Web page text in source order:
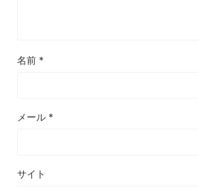
名前 *
メール *
サイト